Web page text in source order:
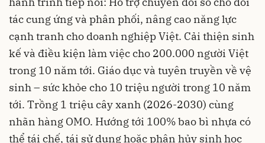
tác cung ứng và phân phối, nâng cao năng lực
cạnh tranh cho doanh nghiệp Việt. Cải thiện sinh
kế và điều kiện làm việc cho 200.000 người Việt
trong 10 năm tới. Giáo dục và tuyên truyền về vệ
sinh – sức khỏe cho 10 triệu người trong 10 năm
tới. Trồng 1 triệu cây xanh (2026-2030) cùng
nhãn hàng OMO. Hướng tới 100% bao bì nhựa có
thể tái chế, tái sử dụng hoặc phân hủy sinh học